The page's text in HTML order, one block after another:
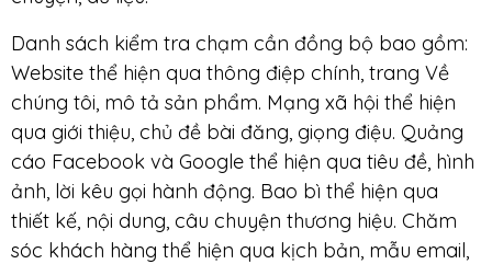
Danh sách kiểm tra chạm cần đồng bộ bao gồm:
Website thể hiện qua thông điệp chính, trang Về
chúng tôi, mô tả sản phẩm. Mạng xã hội thể hiện
qua giới thiệu, chủ đề bài đăng, giọng điệu. Quảng
cáo Facebook và Google thể hiện qua tiêu đề, hình
ảnh, lời kêu gọi hành động. Bao bì thể hiện qua
thiết kế, nội dung, câu chuyện thương hiệu. Chăm
sóc khách hàng thể hiện qua kịch bản, mẫu email,